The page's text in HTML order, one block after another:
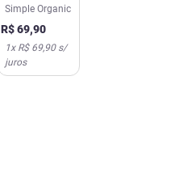
Niacinamida
30ml
Simple Organic
R$69,90
1x R$ 69,90s/
juros